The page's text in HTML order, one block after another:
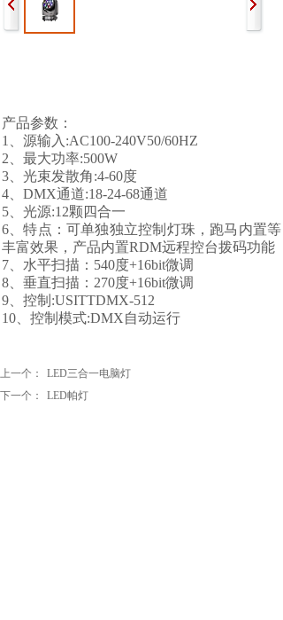
产品参数：
1、源输入:AC100-240V50/60HZ
2、 最大功率:500W
3、光束发散角:4-60度
4、DMX通道:18-24-68通道
5、光源:12颗四合一
6、特点：可单独独立控制灯珠，跑马内置等
丰富效果，产品内置RDM远程控台拨码功能
7、水平扫描：540度+16bit微调
8、垂直扫描：270度+16bit微调
9、控制:USITTDMX-512
10、控制模式:DMX自动运行
上一个：
LED三合一电脑灯
下一个：
LED帕灯